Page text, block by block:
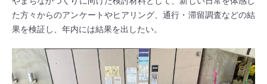
た方々からのアンケートやヒアリング、通行・滞留調査などの結
果を検証し、年内には結果を出したい。